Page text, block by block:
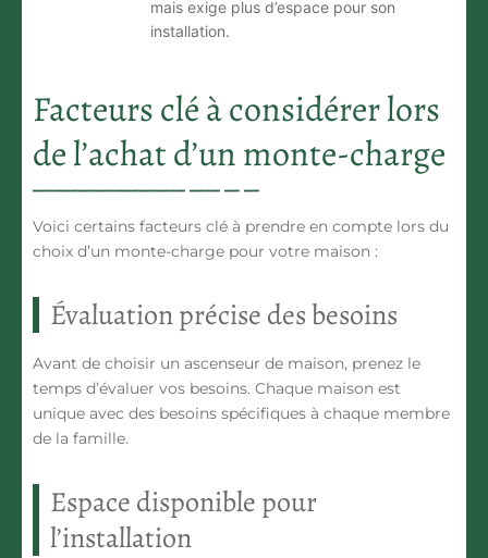
mais exige plus d’espace pour son
installation.
Facteurs clé à considérer lors
de l’achat d’un monte-charge
Voici certains facteurs clé à prendre en compte lors du
choix d’un monte-charge pour votre maison :
Évaluation précise des besoins
Avant de choisir un ascenseur de maison, prenez le
temps d’évaluer vos besoins. Chaque maison est
unique avec des besoins spécifiques à chaque membre
de la famille.
Espace disponible pour
l’installation